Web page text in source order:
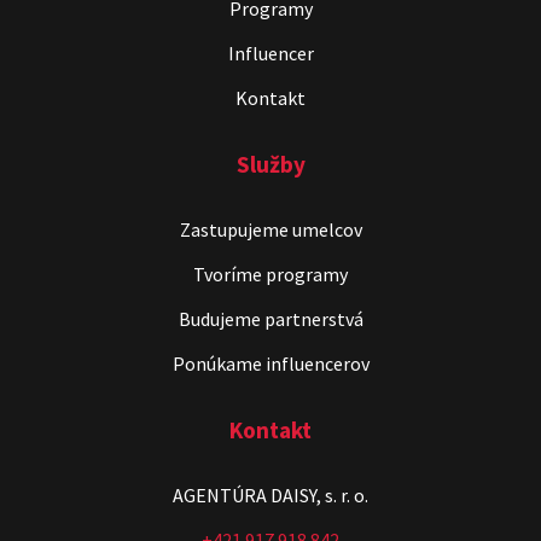
Stand-up & Juraj „ŠOKO”
Tabaček
Show program StandupShow
Programy
Influencer
Kontakt
Služby
Zastupujeme umelcov
Tvoríme programy
Budujeme partnerstvá
Ponúkame influencerov
Kontakt
AGENTÚRA DAISY, s. r. o.